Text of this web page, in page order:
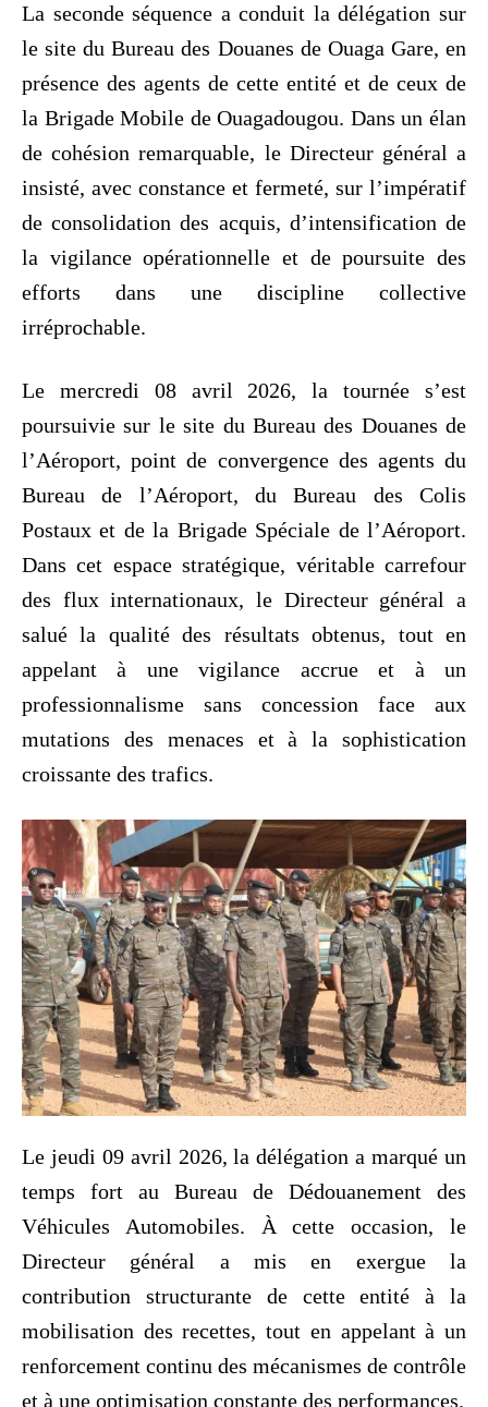
La seconde séquence a conduit la délégation sur
le site du Bureau des Douanes de Ouaga Gare, en
présence des agents de cette entité et de ceux de
la Brigade Mobile de Ouagadougou. Dans un élan
de cohésion remarquable, le Directeur général a
insisté, avec constance et fermeté, sur l’impératif
de consolidation des acquis, d’intensification de
la vigilance opérationnelle et de poursuite des
efforts dans une discipline collective
irréprochable.
Le mercredi 08 avril 2026, la tournée s’est
poursuivie sur le site du Bureau des Douanes de
l’Aéroport, point de convergence des agents du
Bureau de l’Aéroport, du Bureau des Colis
Postaux et de la Brigade Spéciale de l’Aéroport.
Dans cet espace stratégique, véritable carrefour
des flux internationaux, le Directeur général a
salué la qualité des résultats obtenus, tout en
appelant à une vigilance accrue et à un
professionnalisme sans concession face aux
mutations des menaces et à la sophistication
croissante des trafics.
Le jeudi 09 avril 2026, la délégation a marqué un
temps fort au Bureau de Dédouanement des
Véhicules Automobiles. À cette occasion, le
Directeur général a mis en exergue la
contribution structurante de cette entité à la
mobilisation des recettes, tout en appelant à un
renforcement continu des mécanismes de contrôle
et à une optimisation constante des performances.